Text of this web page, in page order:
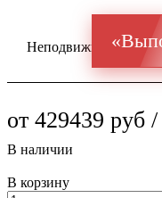
Неподвижная опора
от 429439 руб
В наличии
В корзину